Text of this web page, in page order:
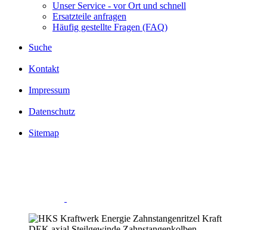
Unser Service - vor Ort und schnell
Ersatzteile anfragen
Häufig gestellte Fragen (FAQ)
Suche
Kontakt
Impressum
Datenschutz
Sitemap